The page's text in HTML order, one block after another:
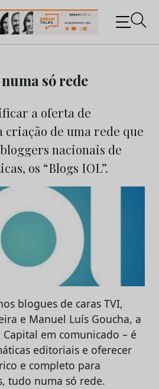
sobre os negócios do
só rede
a oferta de
criação de uma rede que
nacionais de
os “Blogs IOL”.
blogues de caras TVI,
e Manuel Luís Goucha, a
em comunicado – é
editoriais e oferecer
e completo para
tudo numa só rede.